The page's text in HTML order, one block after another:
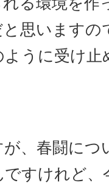
思いますの
うに受け止
、春闘につ
すけれど、